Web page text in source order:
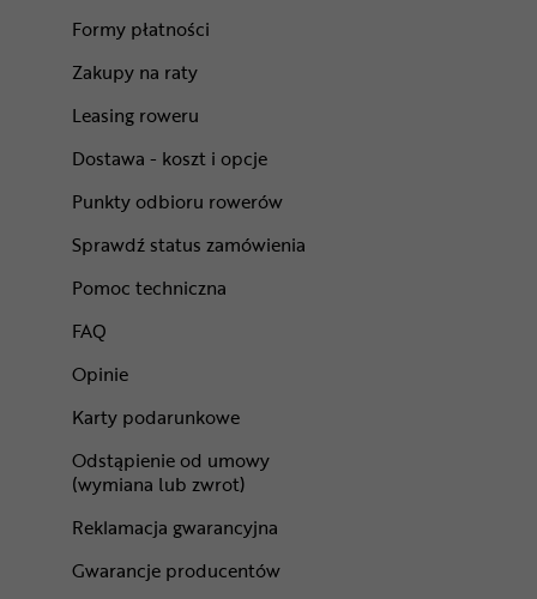
Formy płatności
Zakupy na raty
Leasing roweru
Dostawa - koszt i opcje
Punkty odbioru rowerów
Sprawdź status zamówienia
Pomoc techniczna
FAQ
Opinie
Karty podarunkowe
Odstąpienie od umowy
(wymiana lub zwrot)
Reklamacja gwarancyjna
Gwarancje producentów